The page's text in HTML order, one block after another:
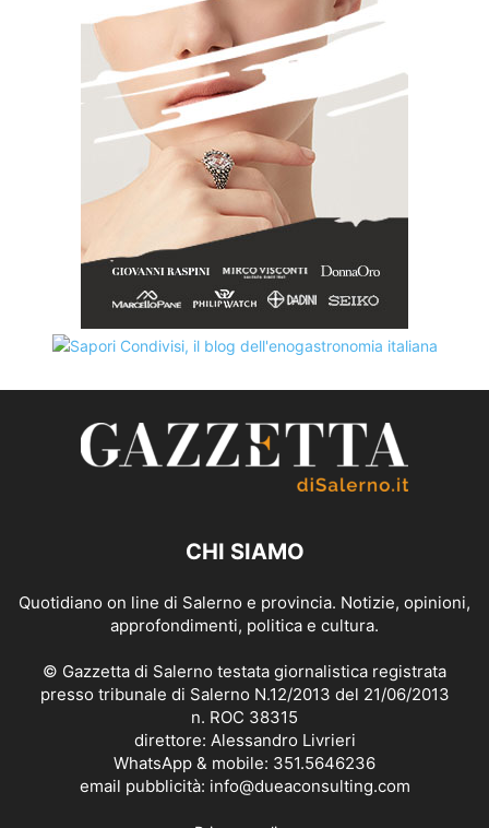
CHI SIAMO
Quotidiano on line di Salerno e provincia. Notizie, opinioni,
approfondimenti, politica e cultura.
© Gazzetta di Salerno testata giornalistica registrata
presso tribunale di Salerno N.12/2013 del 21/06/2013
n. ROC 38315
direttore: Alessandro Livrieri
WhatsApp & mobile: 351.5646236
email pubblicità: info@dueaconsulting.com